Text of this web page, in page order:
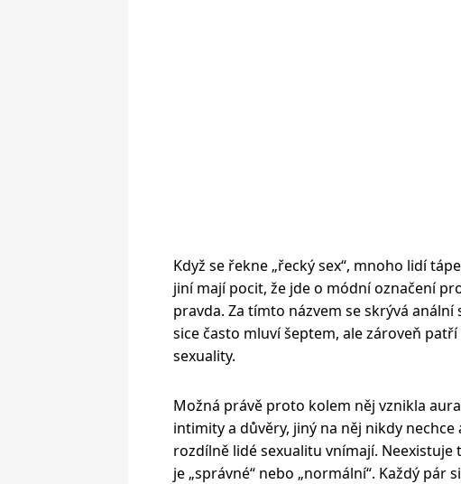
Když se řekne „řecký sex“, mnoho lidí
jiní mají pocit, že jde o módní označení
pravda. Za tímto názvem se skrývá
sice často mluví šeptem, ale zároveň
sexuality.
Možná právě proto kolem něj vznikla
intimity a důvěry, jiný na něj nikdy
rozdílně lidé sexualitu vnímají.
je „správné“ nebo „normální“. Každý pár